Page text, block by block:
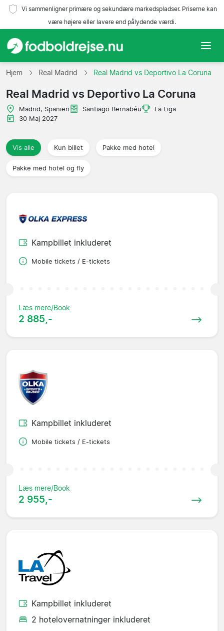
Vi sammenligner primære og sekundære markedspladser. Priserne kan
være højere eller lavere end pålydende værdi.
Hjem
Hold
Ligaer
Rejsebureauer
Hjem Real Madrid Real Madrid vs Deportivo La Coruna
Real Madrid vs Deportivo La Coruna
Madrid, Spanien Santiago Bernabéu
La Liga
30 Maj 2027
Vis alle Kun billet Pakke med hotel
Pakke med hotel og fly
Kampbillet inkluderet
Mobile tickets / E-tickets
Læs mere/Book
2 885,-
Kampbillet inkluderet
Mobile tickets / E-tickets
Læs mere/Book
2 955,-
Kampbillet inkluderet
2 hotelovernatninger inkluderet